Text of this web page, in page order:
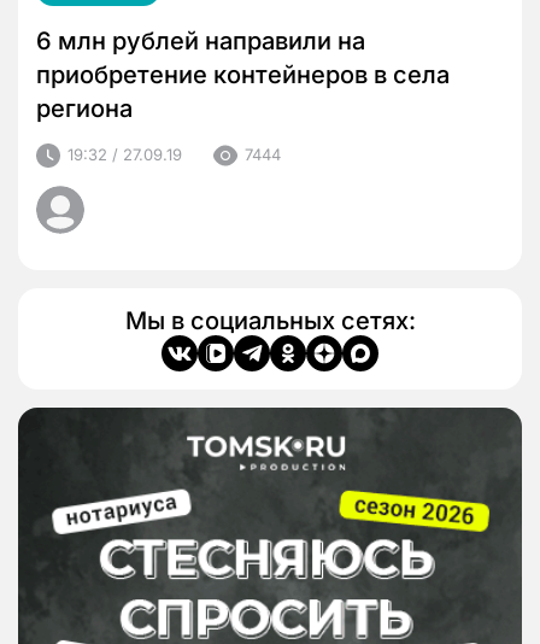
6 млн рублей направили на
приобретение контейнеров в села
региона
19:32 / 27.09.19 7444
Мы в социальных сетях: